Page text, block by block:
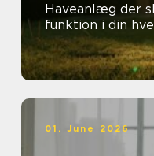
Haveanlæg der
funktion i din
01. June 2026